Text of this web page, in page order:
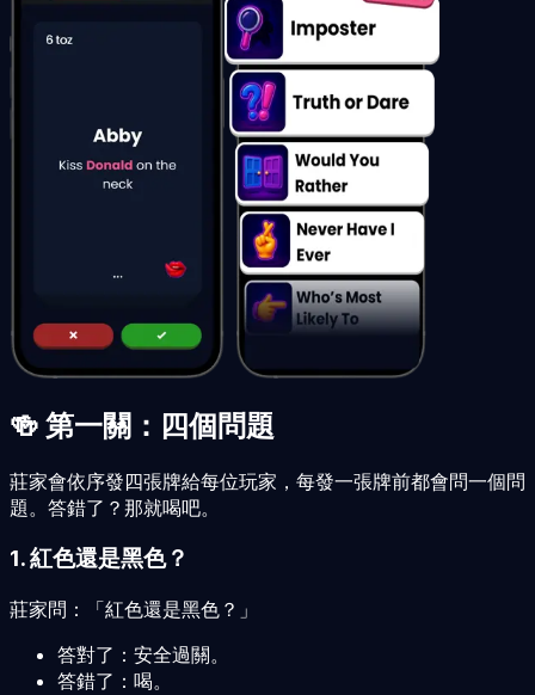
🍻 第一關：四個問題
莊家會依序發四張牌給每位玩家，每發一張牌前都會問一個問
題。答錯了？那就喝吧。
1. 紅色還是黑色？
莊家問：「紅色還是黑色？」
答對了：安全過關。
答錯了：喝。